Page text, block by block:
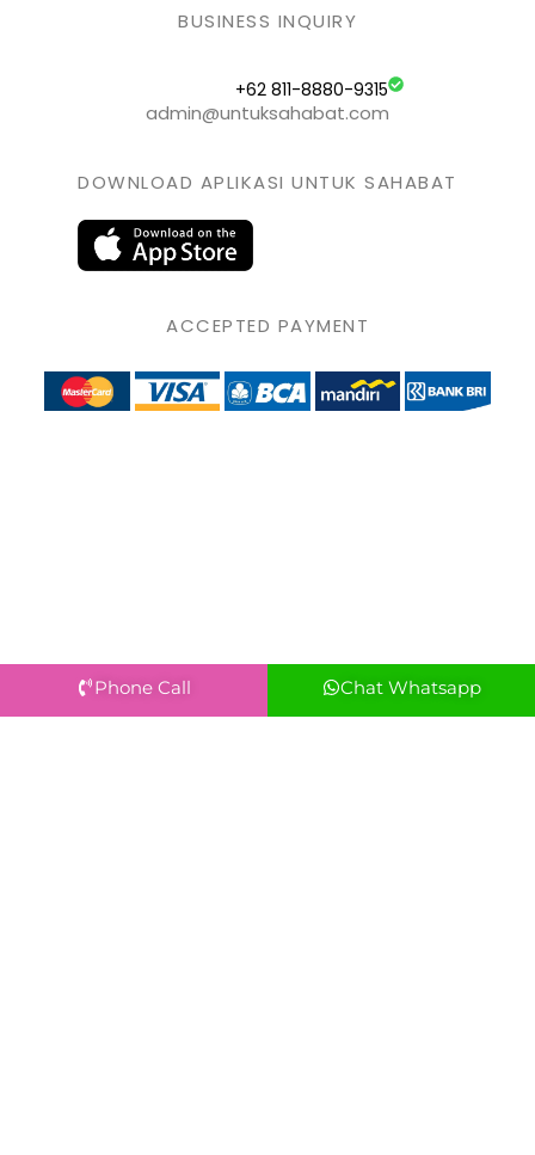
BUSINESS INQUIRY
+62 811-8880-9315
admin@untuksahabat.com
DOWNLOAD APLIKASI UNTUK SAHABAT
ACCEPTED PAYMENT
Phone Call Chat Whatsapp